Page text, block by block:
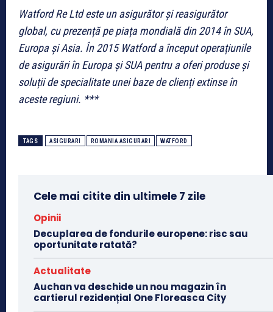
Watford Re Ltd este un asigurător și reasigurător
global, cu prezență pe piața mondială din 2014 în SUA,
Europa și Asia. În 2015 Watford a început operațiunile
de asigurări în Europa și SUA pentru a oferi produse și
soluții de specialitate unei baze de clienți extinse în
aceste regiuni. ***
TAGS ASIGURARI ROMANIA ASIGURARI WATFORD
Cele mai citite din ultimele 7 zile
Opinii
Decuplarea de fondurile europene: risc sau
oportunitate ratată?
Actualitate
Auchan va deschide un nou magazin în
cartierul rezidențial One Floreasca City